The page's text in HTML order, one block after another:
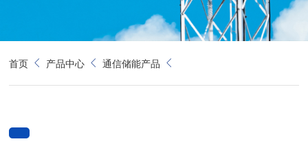
首页 产品中心 通信储能产品